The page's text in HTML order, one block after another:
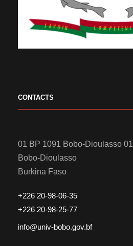
CONTACTS
01 BP 1091 Bobo-Dioulasso 01
Bobo-Dioulasso
Burkina Faso
+226 20-98-06-35
+226 20-98-25-77
info@univ-bobo.gov.bf